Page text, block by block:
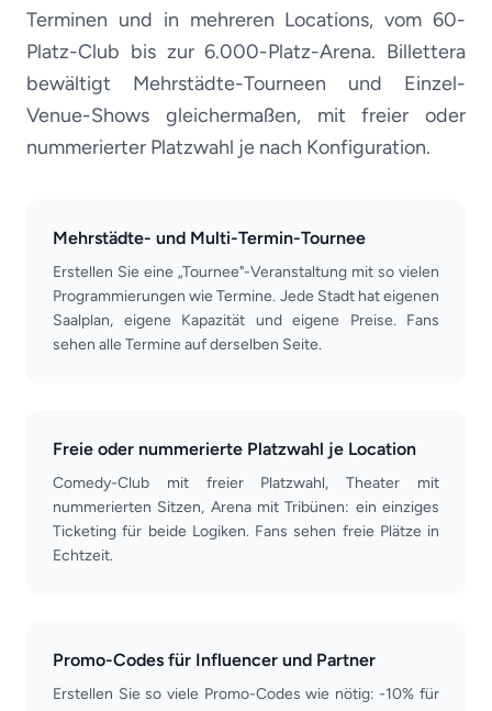
Terminen und in mehreren Locations, vom 60-
Platz-Club bis zur 6.000-Platz-Arena. Billettera
bewältigt Mehrstädte-Tourneen und Einzel-
Venue-Shows gleichermaßen, mit freier oder
nummerierter Platzwahl je nach Konfiguration.
Mehrstädte- und Multi-Termin-Tournee
Erstellen Sie eine „Tournee"-Veranstaltung mit so vielen
Programmierungen wie Termine. Jede Stadt hat eigenen
Saalplan, eigene Kapazität und eigene Preise. Fans
sehen alle Termine auf derselben Seite.
Freie oder nummerierte Platzwahl je Location
Comedy-Club mit freier Platzwahl, Theater mit
nummerierten Sitzen, Arena mit Tribünen: ein einziges
Ticketing für beide Logiken. Fans sehen freie Plätze in
Echtzeit.
Promo-Codes für Influencer und Partner
Erstellen Sie so viele Promo-Codes wie nötig: -10% für